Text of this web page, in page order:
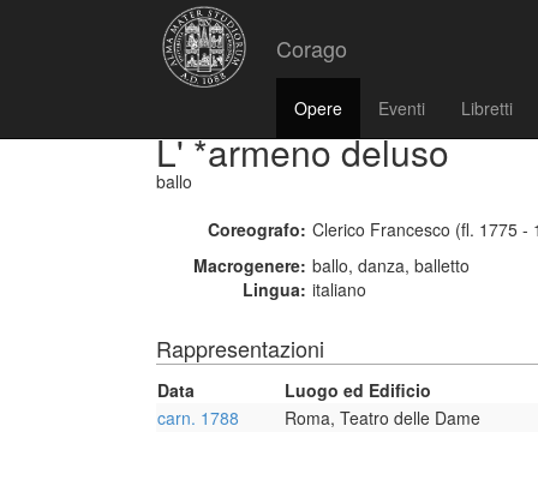
Corago
Opere Eventi Libretti
L' *armeno deluso
ballo
Coreografo: Clerico Francesco (fl. 1775 -
Macrogenere: ballo, danza, balletto
Lingua: italiano
Rappresentazioni
Data
Luogo ed Edificio
carn. 1788
Roma, Teatro delle Dame